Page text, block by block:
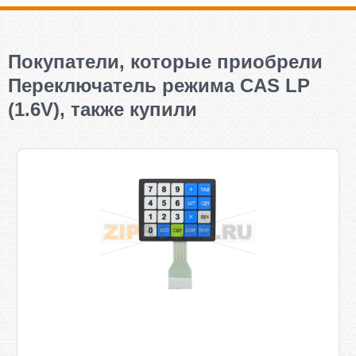
Покупатели, которые приобрели
Переключатель режима CAS LР
(1.6V), также купили